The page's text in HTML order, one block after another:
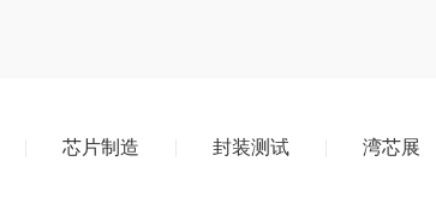
芯片制造 封装测试
湾芯展